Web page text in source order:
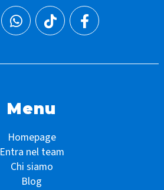
Menu
Homepage
Entra nel team
Chi siamo
Blog